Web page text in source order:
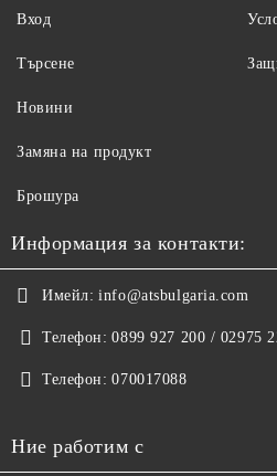
Вход
Търсене
Новини
Замяна на продукт
Брошура
Информация за контакти:
Имейл: info@atsbulgaria.com
Телефон: 0899 927 200 / 02975
Телефон: 070017088
Ние работим с